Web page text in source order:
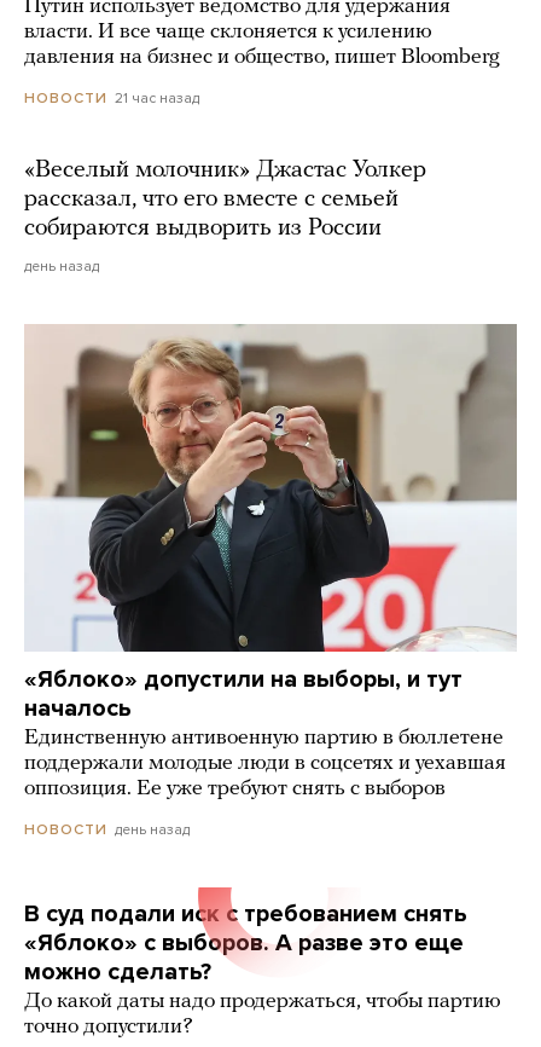
Путин использует ведомство для удержания
власти. И все чаще склоняется к усилению
давления на бизнес и общество, пишет Bloomberg
НОВОСТИ 21 час назад
«Веселый молочник» Джастас Уолкер
рассказал, что его вместе с семьей
собираются выдворить из России
день назад
«Яблоко» допустили на выборы, и тут
началось
Единственную антивоенную партию в бюллетене
поддержали молодые люди в соцсетях и уехавшая
оппозиция. Ее уже требуют снять с выборов
НОВОСТИ день назад
В суд подали иск с требованием снять
«Яблоко» с выборов. А разве это еще
можно сделать?
До какой даты надо продержаться, чтобы партию
точно допустили?